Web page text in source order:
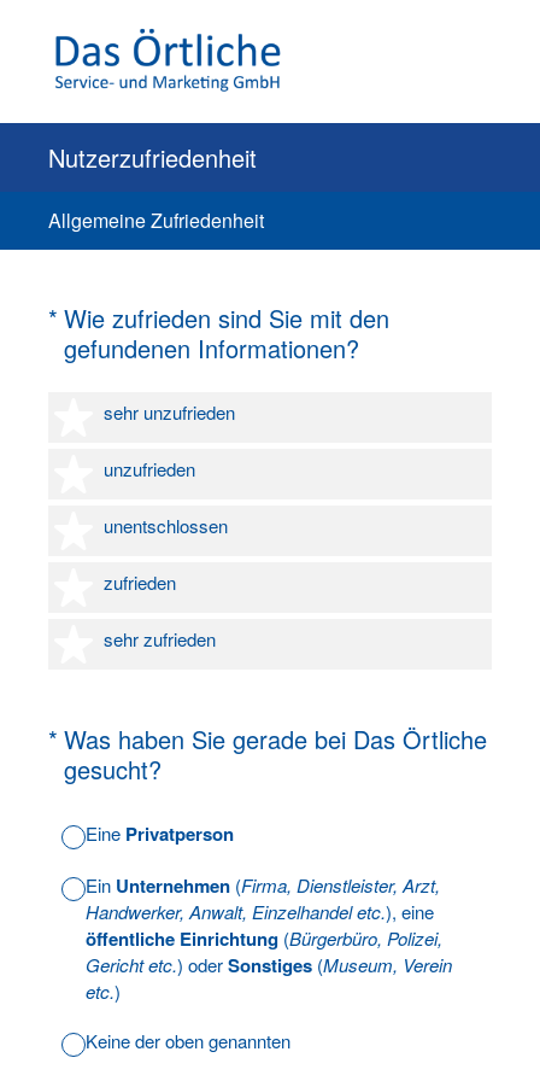
Nutzerzufriedenheit
Allgemeine Zufriedenheit
* Wie zufrieden sind Sie mit den
gefundenen Informationen?
(Erforderlich.)
sehr unzufrieden
1 Stern
unzufrieden
2 Sterne
unentschlossen
3 Sterne
zufrieden
4 Sterne
sehr zufrieden
5 Sterne
* Was haben Sie gerade bei Das Örtliche
gesucht?
(Erforderlich.)
Eine Privatperson
Ein Unternehmen (Firma, Dienstleister, Arzt,
Handwerker, Anwalt, Einzelhandel etc.), eine
öffentliche Einrichtung (Bürgerbüro, Polizei,
Gericht etc.) oderSonstiges (Museum, Verein
etc.)
Keine der oben genannten